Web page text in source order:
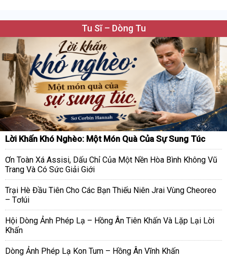
Tu Sĩ – Dòng Tu
Lời Khấn Khó Nghèo: Một Món Quà Của Sự Sung Túc
Ơn Toàn Xá Assisi, Dấu Chỉ Của Một Nền Hòa Bình Không Vũ
Trang Và Có Sức Giải Giới
Trại Hè Đầu Tiên Cho Các Bạn Thiếu Niên Jrai Vùng Cheoreo
– Tơlúi
Hội Dòng Ảnh Phép Lạ – Hồng Ân Tiên Khấn Và Lặp Lại Lời
Khấn
Dòng Ảnh Phép Lạ Kon Tum – Hồng Ân Vĩnh Khấn